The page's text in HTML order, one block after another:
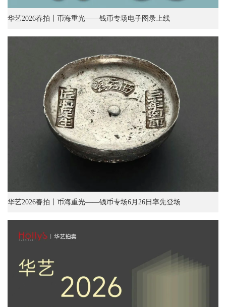
华艺2026春拍丨币海重光——钱币专场电子图录上线
华艺2026春拍丨币海重光——钱币专场6月26日率先登场